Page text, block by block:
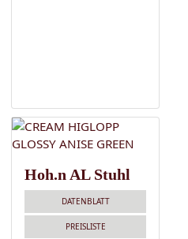
Hoh.n AL Stuhl
DATENBLATT
PREISLISTE